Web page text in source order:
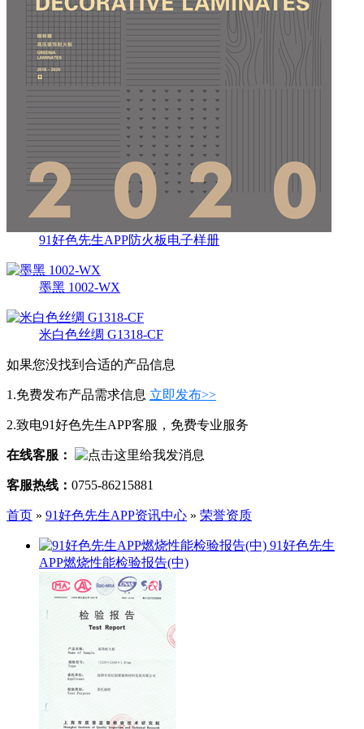
91好色先生APP防火板电子样册
墨黑 1002-WX
米白色丝绸 G1318-CF
如果您没找到合适的产品信息
1.免费发布产品需求信息 立即发布>>
2.致电91好色先生APP客服，免费专业服务
在线客服：
客服热线： 0755-86215881
首页 » 91好色先生APP资讯中心 » 荣誉资质
91好色先生
APP燃烧性能检验报告(中)